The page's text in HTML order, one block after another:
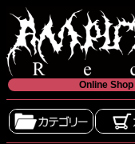
Online Shop